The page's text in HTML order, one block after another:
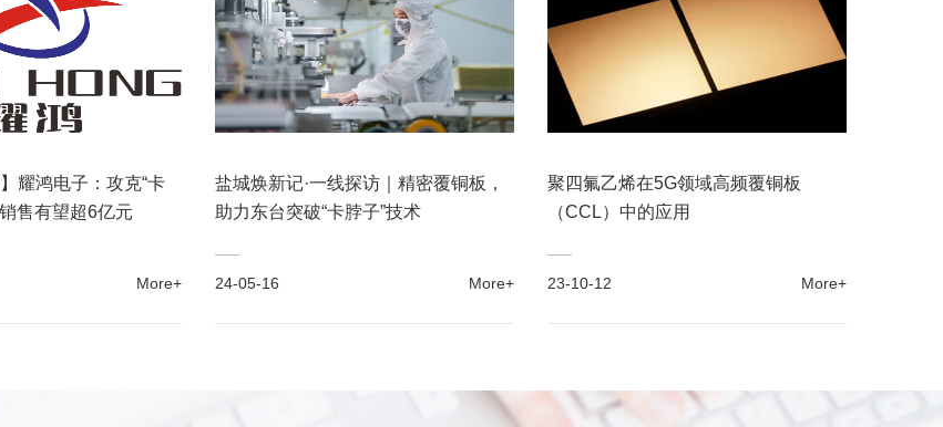
】耀鸿电子：攻克“卡
售有望超6亿元
More+
盐城焕新记·一线探访｜精密覆铜板，
助力东台突破“卡脖子”技术
24-05-16 More+
聚四氟乙烯在5G领域高频覆铜板
（CCL）中的应用
23-10-12 More+